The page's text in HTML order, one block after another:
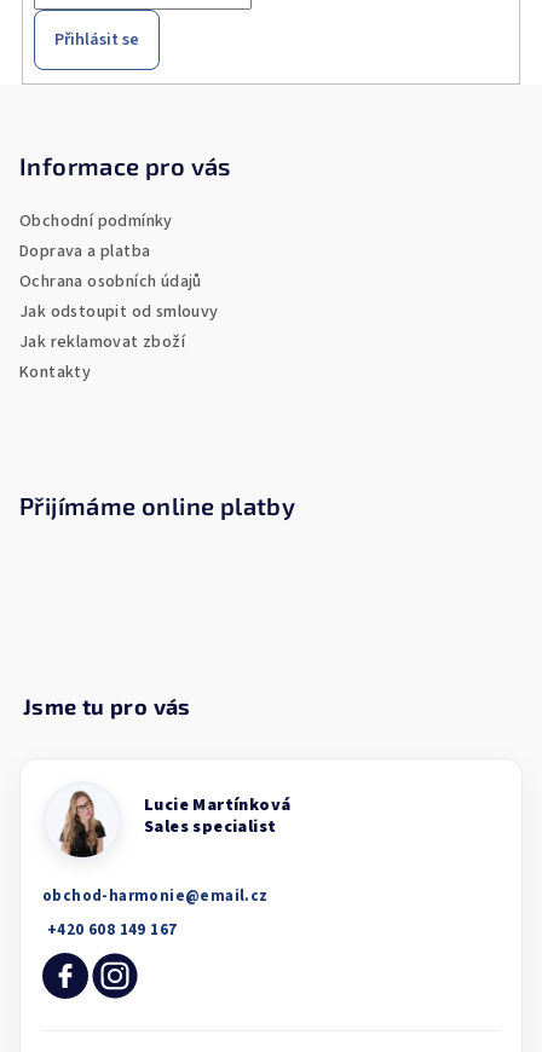
Přihlásit se
Informace pro vás
Obchodní podmínky
Doprava a platba
Ochrana osobních údajů
Jak odstoupit od smlouvy
Jak reklamovat zboží
Kontakty
Přijímáme online platby
obchod-harmonie@email.cz